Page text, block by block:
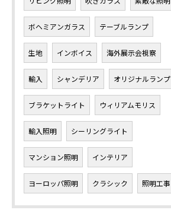
ボヘミアンガラス テーブルランプ
生地 インボイス 海外展示会視察
輸入 シャンデリア オリジナルランプ
ブラケットライト ウィリアムモリス
輸入照明 シーリングライト
マンション照明 インテリア
ヨーロッパ照明 クラシック 照明工事